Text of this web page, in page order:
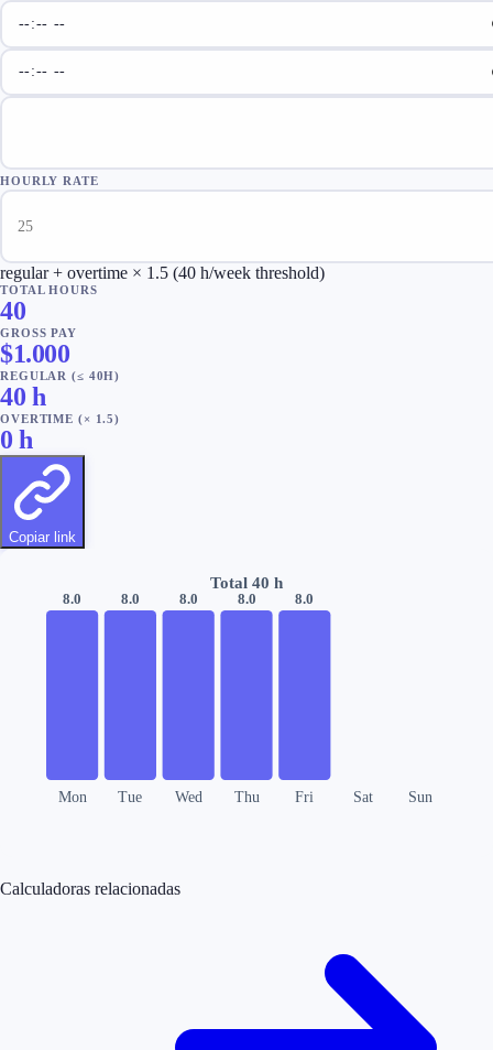
HOURLY RATE
regular + overtime × 1.5 (40 h/week threshold)
TOTAL HOURS
40
GROSS PAY
$1.000
REGULAR (≤ 40H)
40 h
OVERTIME (× 1.5)
0 h
Copiar link
Mon
8.0
Tue
8.0
Wed
8.0
Thu
8.0
Fri
8.0
Sat Sun
Total40 h
Calculadoras relacionadas